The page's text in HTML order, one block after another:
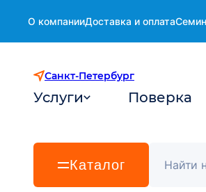
О компанииДоставка и оплата
Санкт-Петербург
Услуги Поверка
Каталог